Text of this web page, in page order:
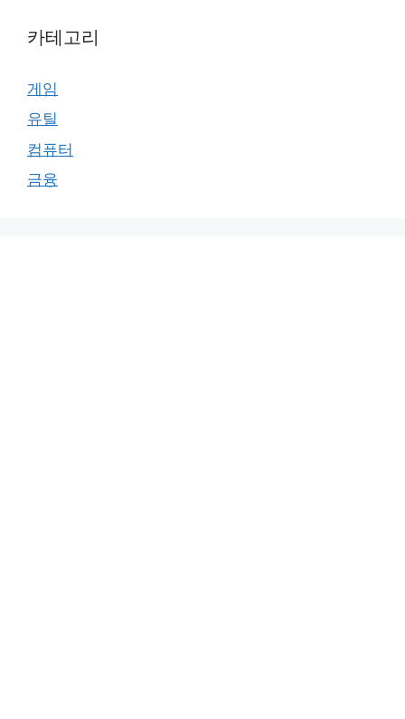
카테고리
게임
유틸
컴퓨터
금융